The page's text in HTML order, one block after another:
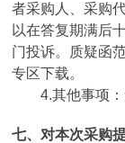
者采购人、采购
以在答复期满后
门投诉。质疑函
专区下载。
4.其他事项：
七、对本次采购